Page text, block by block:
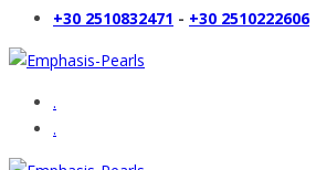
+30 2510832471 - +30 2510222606
.
.